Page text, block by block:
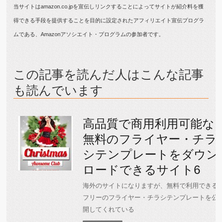
当サイトはamazon.co.jpを宣伝しリンクすることによってサイトが紹介料を獲
得できる手段を提供することを目的に設定されたアフィリエイト宣伝プログラ
ムである、Amazonアソシエイト・プログラムの参加者です。
この記事を読んだ人はこんな記事
も読んでいます
高品質で商用利用可能な
無料のフライヤー・チラ
シテンプレートをダウン
ロードできるサイト6
海外のサイトになりますが、無料で利用できる
フリーのフライヤー・チラシテンプレートを公
開してくれている